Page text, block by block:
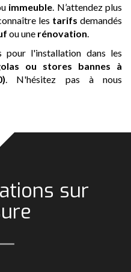
immeuble. N’attendez plus
les tarifs demandés
ou une rénovation.
pour l'installation dans les
ou stores bannes
à
. N'hésitez pas à nous
sur